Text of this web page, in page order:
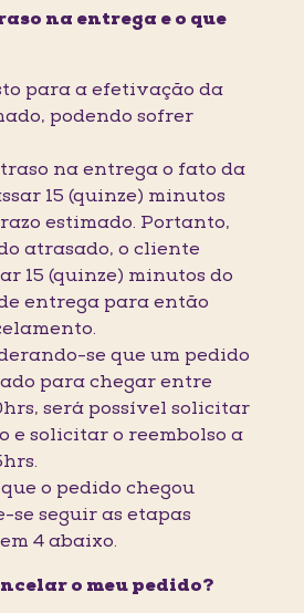
na entrega e o que
para a efetivação da
podendo sofrer
na entrega o fato da
15 (quinze) minutos
estimado. Portanto,
atrasado, o cliente
15 (quinze) minutos do
entrega para então
se que um pedido
para chegar entre
será possível solicitar
e solicitar o reembolso a
o pedido chegou
se seguir as etapas
4 abaixo.
o meu pedido?